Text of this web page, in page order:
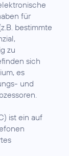
für
bestimmte
zu
sich
es
und
ist ein auf